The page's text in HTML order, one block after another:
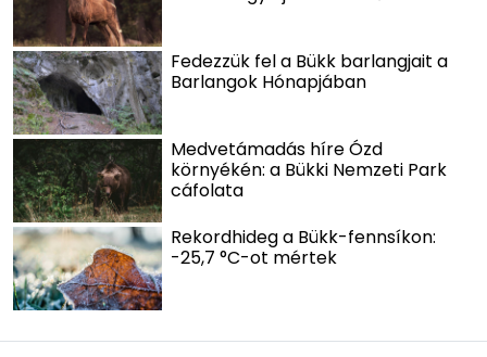
Fedezzük fel a Bükk barlangjait a
Barlangok Hónapjában
Medvetámadás híre Ózd
környékén: a Bükki Nemzeti Park
cáfolata
Rekordhideg a Bükk-fennsíkon:
-25,7 °C-ot mértek